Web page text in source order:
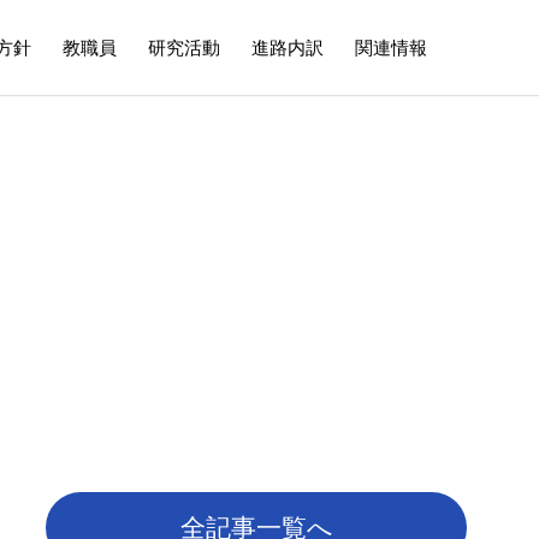
針 教職員 研究活動 進路内訳 関連情報
鋼構造研究室
全記事一覧へ